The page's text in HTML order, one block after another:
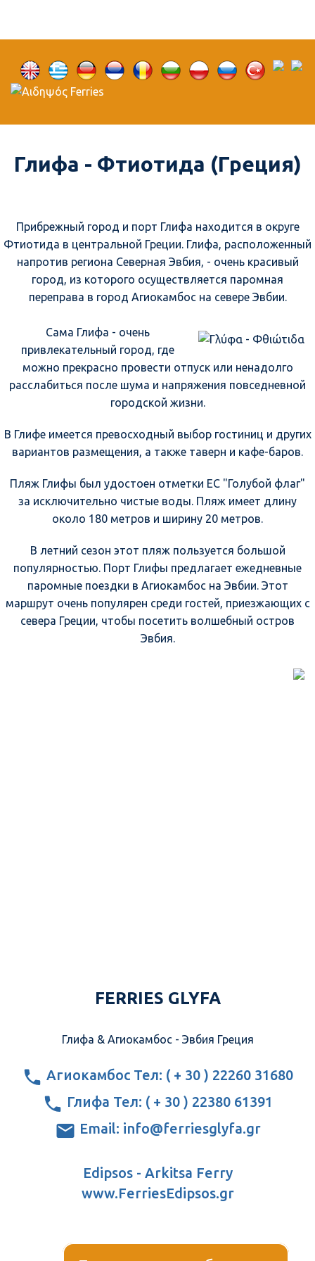
Глифа - Фтиотида (Греция)
Прибрежный город и порт Глифа находится в округе
Фтиотида в центральной Греции. Глифа, расположенный
напротив региона Северная Эвбия, - очень красивый
город, из которого осуществляется паромная
переправа в город Агиокамбос на севере Эвбии.
Сама Глифа - очень
привлекательный город, где
можно прекрасно провести отпуск или ненадолго
расслабиться после шума и напряжения повседневной
городской жизни.
В Глифе имеется превосходный выбор гостиниц и других
вариантов размещения, а также таверн и кафе-баров.
Пляж Глифы был удостоен отметки ЕС "Голубой флаг"
за исключительно чистые воды. Пляж имеет длину
около 180 метров и ширину 20 метров.
В летний сезон этот пляж пользуется большой
популярностью. Порт Глифы предлагает ежедневные
паромные поездки в Агиокамбос на Эвбии. Этот
маршрут очень популярен среди гостей, приезжающих с
севера Греции, чтобы посетить волшебный остров
Эвбия.
FERRIES GLYFA
Глифа & Агиокамбос - Эвбия Греция
Агиокамбос Тел: ( + 30 ) 22260 31680
Глифа Тел: ( + 30 ) 22380 61391
Email: info@ferriesglyfa.gr
Edipsos - Arkitsa Ferry
www.FerriesEdipsos.gr